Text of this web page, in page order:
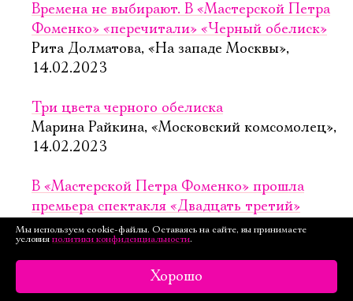
Времена не выбирают. В «Мастерской Петра
Фоменко» «перечитали» «Черный обелиск»
Рита Долматова, «На западе Москвы»,
14.02.2023
Три цвета черного обелиска
Марина Райкина, «Московский комсомолец»,
14.02.2023
В «Мастерской Петра Фоменко» прошла
премьера спектакля «Двадцать третий»
Александра Сидорова, «Бизнес FM»,
13.02.2023
«Двадцать третий»: бессмертный Ремарк
Мы используем cookie-файлы. Оставаясь на сайте, вы принимаете
условия политики конфиденциальности.
Хорошо